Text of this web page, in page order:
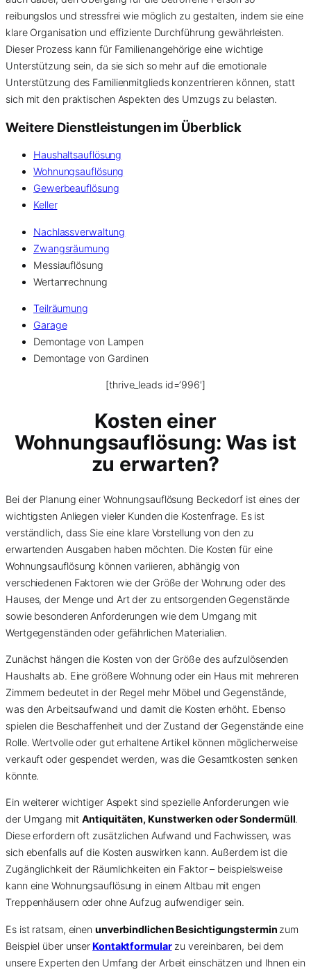
reibungslos und stressfrei wie möglich zu gestalten, indem sie eine
klare Organisation und effiziente Durchführung gewährleisten.
Dieser Prozess kann für Familienangehörige eine wichtige
Unterstützung sein, da sie sich so mehr auf die emotionale
Unterstützung des Familienmitglieds konzentrieren können, statt
sich mit den praktischen Aspekten des Umzugs zu belasten.
Weitere Dienstleistungen im Überblick
Haushaltsauflösung
Wohnungsauflösung
Gewerbeauflösung
Keller
Nachlassverwaltung
Zwangsräumung
Messiauflösung
Wertanrechnung
Teilräumung
Garage
Demontage von Lampen
Demontage von Gardinen
[thrive_leads id=’996′]
Kosten einer
Wohnungsauflösung: Was ist
zu erwarten?
Bei der Planung einer Wohnungsauflösung Beckedorf ist eines der
wichtigsten Anliegen vieler Kunden die Kostenfrage. Es ist
verständlich, dass Sie eine klare Vorstellung von den zu
erwartenden Ausgaben haben möchten. Die Kosten für eine
Wohnungsauflösung können variieren, abhängig von
verschiedenen Faktoren wie der Größe der Wohnung oder des
Hauses, der Menge und Art der zu entsorgenden Gegenstände
sowie besonderen Anforderungen wie dem Umgang mit
Wertgegenständen oder gefährlichen Materialien.
Zunächst hängen die Kosten von der Größe des aufzulösenden
Haushalts ab. Eine größere Wohnung oder ein Haus mit mehreren
Zimmern bedeutet in der Regel mehr Möbel und Gegenstände,
was den Arbeitsaufwand und damit die Kosten erhöht. Ebenso
spielen die Beschaffenheit und der Zustand der Gegenstände eine
Rolle. Wertvolle oder gut erhaltene Artikel können möglicherweise
verkauft oder gespendet werden, was die Gesamtkosten senken
könnte.
Ein weiterer wichtiger Aspekt sind spezielle Anforderungen wie
der Umgang mit Antiquitäten, Kunstwerken oder Sondermüll.
Diese erfordern oft zusätzlichen Aufwand und Fachwissen, was
sich ebenfalls auf die Kosten auswirken kann. Außerdem ist die
Zugänglichkeit der Räumlichkeiten ein Faktor – beispielsweise
kann eine Wohnungsauflösung in einem Altbau mit engen
Treppenhäusern oder ohne Aufzug aufwendiger sein.
Es ist ratsam, einen unverbindlichen Besichtigungstermin zum
Beispiel über unserKontaktformularzu vereinbaren, bei dem
unsere Experten den Umfang der Arbeit einschätzen und Ihnen ein